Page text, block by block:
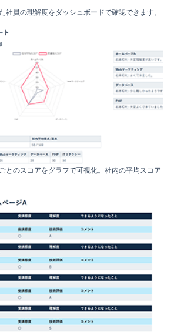
社員の理解度をダッシュボードで確認できます。
とのスコアをグラフで可視化。社内の平均スコア